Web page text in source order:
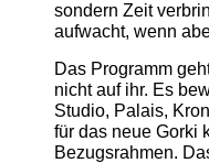
sondern Zeit
aufwacht, wenn
Das Programm
nicht auf ihr. Es
Studio, Palais,
für das neue Gorki
Bezugsrahmen.